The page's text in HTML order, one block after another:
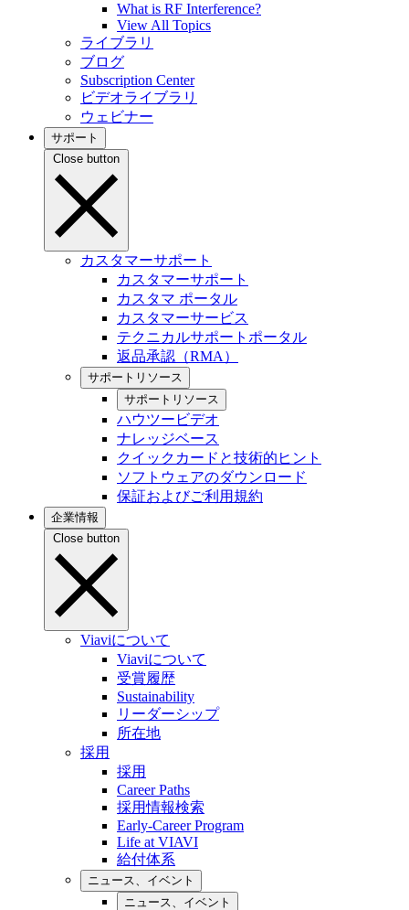
What is RF Interference?
View All Topics
ライブラリ
ブログ
Subscription Center
ビデオライブラリ
ウェビナー
サポート
Close button
カスタマーサポート
カスタマーサポート
カスタマ ポータル
カスタマーサービス
テクニカルサポートポータル
返品承認（RMA）
サポートリソース
サポートリソース
ハウツービデオ
ナレッジベース
クイックカードと技術的ヒント
ソフトウェアのダウンロード
保証およびご利用規約
企業情報
Close button
Viaviについて
Viaviについて
受賞履歴
Sustainability
リーダーシップ
所在地
採用
採用
Career Paths
採用情報検索
Early-Career Program
Life at VIAVI
給付体系
ニュース、イベント
ニュース、イベント